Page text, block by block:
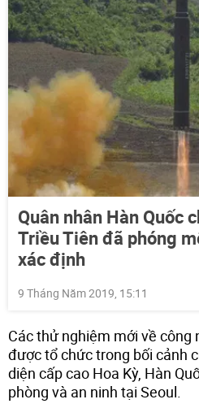
Quân nhân Hàn Quốc
Triều Tiên đã phóng
xác định
9 Tháng Năm 2019, 15:11
Các thử nghiệm mới về công
được tổ chức trong bối cảnh
diện cấp cao Hoa Kỳ, Hàn
phòng và an ninh tại Seoul.